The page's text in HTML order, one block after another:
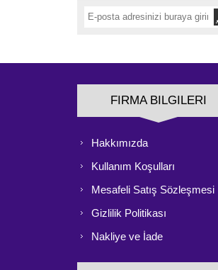
FIRMA BILGILERI
Hakkımızda
Kullanım Koşulları
Mesafeli Satış Sözleşmesi
Gizlilik Politikası
Nakliye ve İade